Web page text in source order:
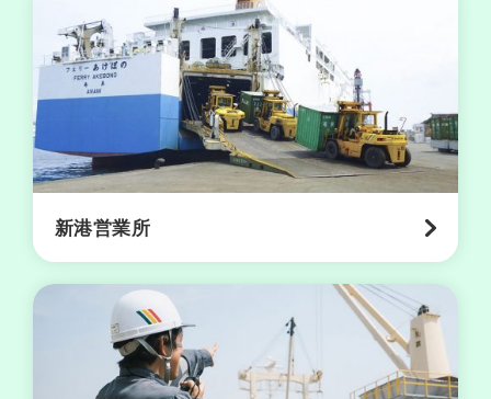
営
業
所
空
港
営
新港営業所